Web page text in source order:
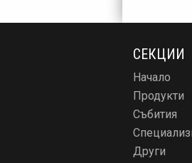
СЕКЦИИ
Начало
Продукти
Събития
Други